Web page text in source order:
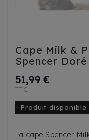
Cape Milk &
Spencer Doré
51,99 €
TTC
Produit
La cape Spencer